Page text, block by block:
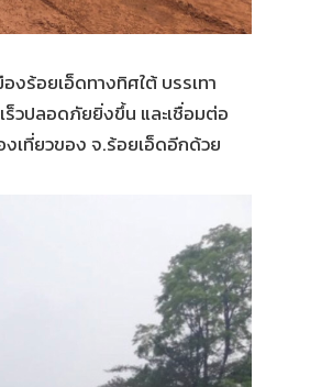
งร้อยเอ็ดทางทิศใต้ บรรเทา
ร็วปลอดภัยยิ่งขึ้น และเชื่อมต่อ
เที่ยวของ จ.ร้อยเอ็ดอีกด้วย